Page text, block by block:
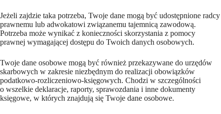
Jeżeli zajdzie taka potrzeba, Twoje dane mogą być udostępnione radcy
prawnemu lub adwokatowi związanemu tajemnicą zawodową.
Potrzeba może wynikać z konieczności skorzystania z pomocy
prawnej wymagającej dostępu do Twoich danych osobowych.
Twoje dane osobowe mogą być również przekazywane do urzędów
skarbowych w zakresie niezbędnym do realizacji obowiązków
podatkowo-rozliczeniowo-księgowych. Chodzi w szczególności
o wszelkie deklaracje, raporty, sprawozdania i inne dokumenty
księgowe, w których znajdują się Twoje dane osobowe.